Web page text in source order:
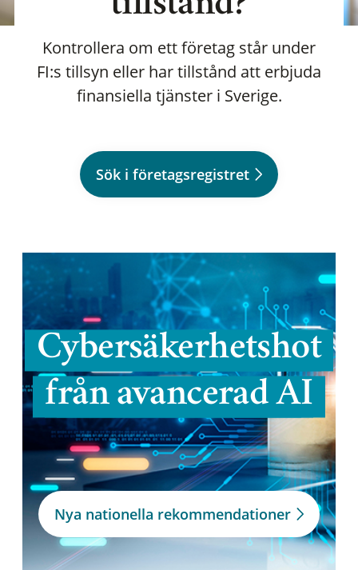
Kontrollera om ett företag står under
FI:s tillsyn eller har tillstånd att erbjuda
finansiella tjänster i Sverige.
Sök i företagsregistret
Cybersäkerhetshot
från avancerad AI
Nya nationella rekommendationer